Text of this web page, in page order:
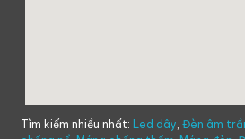
Tìm kiếm nhiều nhất: Led dây Đèn âm